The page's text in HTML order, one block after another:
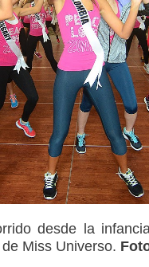
desde la
Miss Universo.